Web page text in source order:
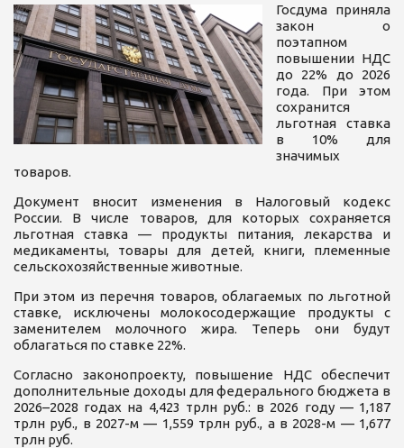
Госдума приняла
закон о
поэтапном
повышении НДС
до 22% до 2026
года. При этом
сохранится
льготная ставка
в 10% для
значимых
товаров.
Документ вносит изменения в Налоговый кодекс
России. В числе товаров, для которых сохраняется
льготная ставка — продукты питания, лекарства и
медикаменты, товары для детей, книги, племенные
сельскохозяйственные животные.
При этом из перечня товаров, облагаемых по льготной
ставке, исключены молокосодержащие продукты с
заменителем молочного жира. Теперь они будут
облагаться по ставке 22%.
Согласно законопроекту, повышение НДС обеспечит
дополнительные доходы для федерального бюджета в
2026–2028 годах на 4,423 трлн руб.: в 2026 году — 1,187
трлн руб., в 2027-м — 1,559 трлн руб., а в 2028-м — 1,677
трлн руб.